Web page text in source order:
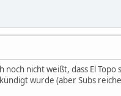
nicht weißt, dass El Topo
wurde (aber Subs